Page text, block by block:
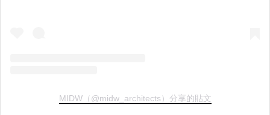
MIDW（@midw_architects）分享的貼文